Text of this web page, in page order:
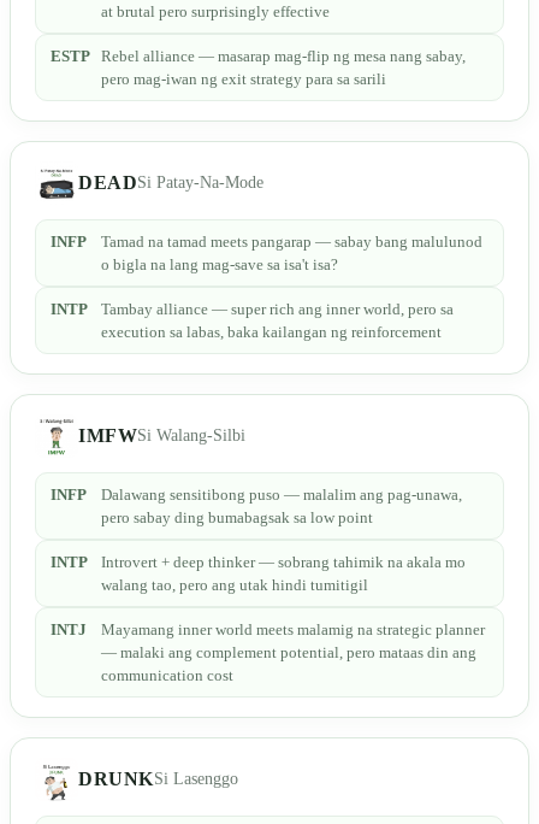
at brutal pero surprisingly effective
ESTP Rebel alliance — masarap mag-flip ng mesa nang sabay,
pero mag-iwan ng exit strategy para sa sarili
DEADSi Patay-Na-Mode
INFP
Tamad na tamad meets pangarap — sabay bang malulunod
o bigla na lang mag-save sa isa't isa?
INTP
Tambay alliance — super rich ang inner world, pero sa
execution sa labas, baka kailangan ng reinforcement
IMFWSi Walang-Silbi
INFP
Dalawang sensitibong puso — malalim ang pag-unawa,
pero sabay ding bumabagsak sa low point
INTP
Introvert + deep thinker — sobrang tahimik na akala mo
walang tao, pero ang utak hindi tumitigil
INTJ
Mayamang inner world meets malamig na strategic planner
— malaki ang complement potential, pero mataas din ang
communication cost
DRUNKSi Lasenggo